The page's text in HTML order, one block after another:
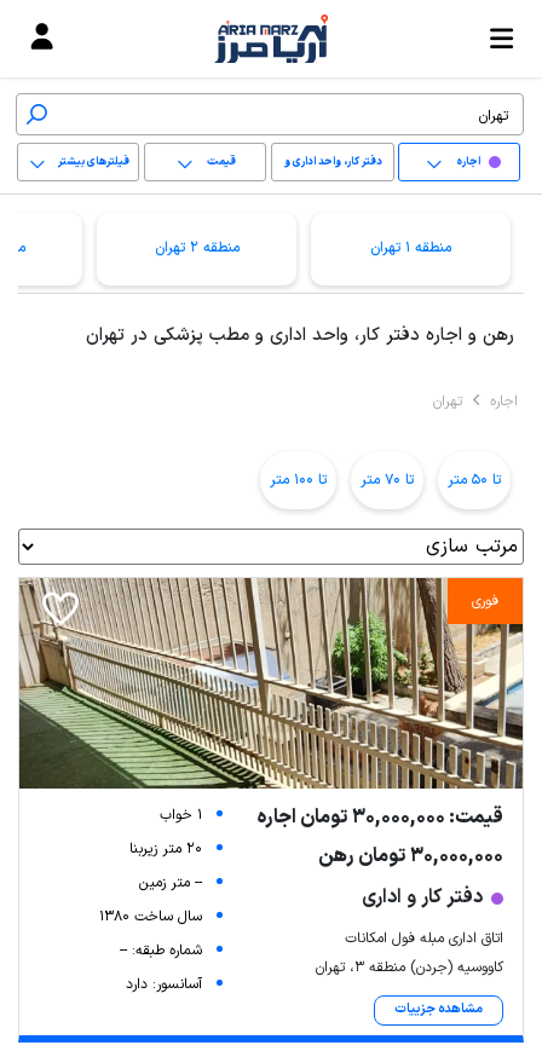
اجاره دفتر کار، واحد اداری و
مطب پزشکی
قیمت فیلترهای بیشتر
پاک کردن محدوده
منطقه 1 تهران منطقه 2 تهران منطقه
رهن و اجاره دفتر کار، واحد اداری و مطب پزشکی در تهران
اجاره تهران
تا 50 متر تا 70 متر تا 100 متر
فوری
قیمت: 30,000,000 تومان اجاره
30,000,000 تومان رهن
دفتر کار و اداری
اتاق اداری مبله فول امکانات
کاووسیه (جردن) منطقه 3، تهران
مشاهده جزییات
1 خواب
20 متر زیربنا
-- متر زمین
سال ساخت 1380
شماره طبقه: --
آسانسور: دارد